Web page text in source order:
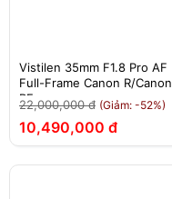
Vistilen 35mm F1.8 Pro AF
Full-Frame Canon R/Canon
RF
22,000,000 đ (Giảm: -52%)
10,490,000 đ